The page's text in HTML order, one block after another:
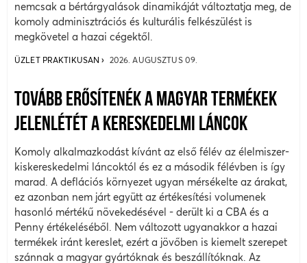
nemcsak a bértárgyalások dinamikáját változtatja meg, de
komoly adminisztrációs és kulturális felkészülést is
megkövetel a hazai cégektől.
ÜZLET PRAKTIKUSAN 2026. AUGUSZTUS 09.
TOVÁBB ERŐSÍTENÉK A MAGYAR TERMÉKEK
JELENLÉTÉT A KERESKEDELMI LÁNCOK
Komoly alkalmazkodást kívánt az első félév az élelmiszer-
kiskereskedelmi láncoktól és ez a második félévben is így
marad. A deflációs környezet ugyan mérsékelte az árakat,
ez azonban nem járt együtt az értékesítési volumenek
hasonló mértékű növekedésével - derült ki a CBA és a
Penny értékeléséből. Nem változott ugyanakkor a hazai
termékek iránt kereslet, ezért a jövőben is kiemelt szerepet
szánnak a magyar gyártóknak és beszállítóknak. Az